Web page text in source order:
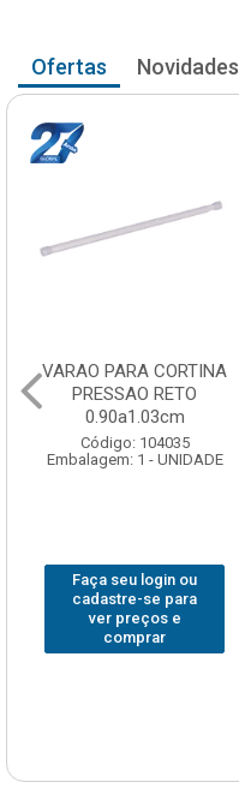
Ofertas Novidades
VARAO PARA CORTINA
PRESSAO RETO
0.90a1.03cm
Código: 104035
Embalagem: 1 - UNIDADE
Faça seu login ou
cadastre-se para
ver preços e
comprar